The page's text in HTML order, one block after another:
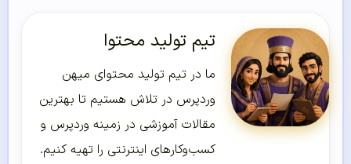
تیم تولید محتوا
ما در تیم تولید محتوای میهن
وردپرس در تلاش هستیم تا بهترین
مقالات آموزشی در زمینه وردپرس و
کسب‌و‌کارهای اینترنتی را تهیه کنیم.